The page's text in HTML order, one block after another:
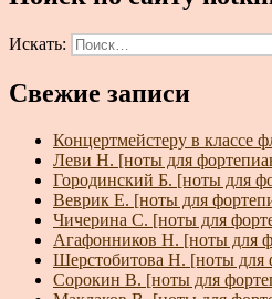
Искать:
Свежие записи
Концертмейстеру в классе
Леви Н. [ноты для
Городинский Б. [ноты для
Веврик Е. [ноты для
Чичерина С. [ноты для
Агафонников Н. [ноты для
Шерстобитова Н. [ноты для
Сорокин В. [ноты для